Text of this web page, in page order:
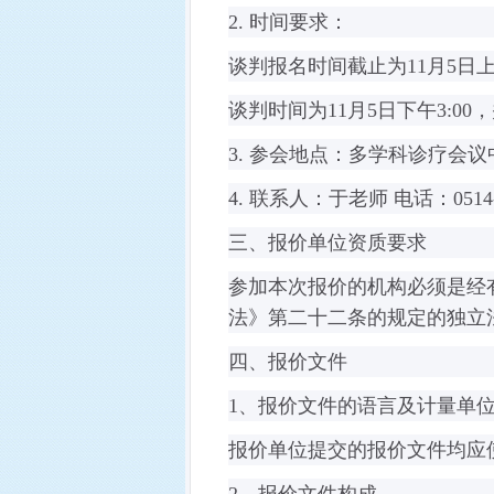
2. 时间要求：
谈判报名时间截止为11 月 5 日
谈判时间为11 月 5 日下午3:00
3. 参会地点：多学科诊疗会议
4. 联系人：于老师 电话：
三、报价单位资质要求
参加本次报价的机构必须是
法》第二十二条的规定的独立
四、报价文件
1、报价文件的语言及计量单
报价单位提交的报价文件均